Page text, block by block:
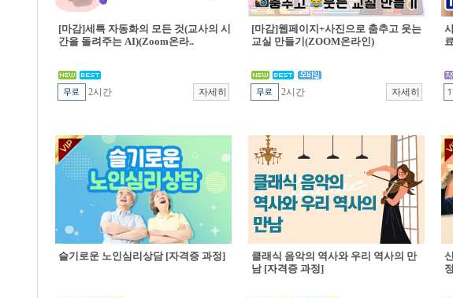
[마감]세특 자동화의 모든 것(교사의 시
간을 돌려주는 AI)(Zoom온라..
2시간
[마감]웹페이지+사진으로 춤추고 웃는
교실 만들기(ZOOM온라인)
2시간
슬기로운 노인심리상담 [자격증 과정]
클래식 음악의 역사와 우리 역사의 만
남 [자격증 과정]